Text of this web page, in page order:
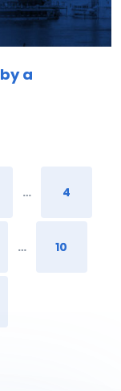
a
… 4
… 10